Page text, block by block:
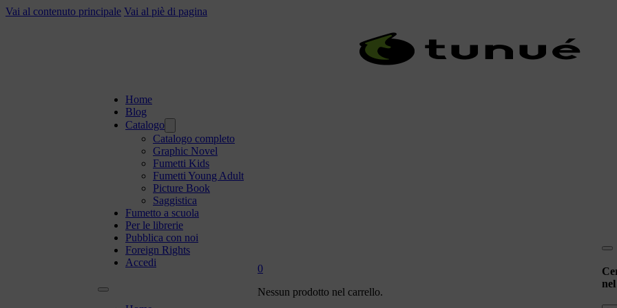
Vai al contenuto principale Vai al piè di pagina
Home
Blog
Catalogo
Catalogo completo
Graphic Novel
Fumetti Kids
Fumetti Young Adult
Picture Book
Saggistica
Fumetto a scuola
Per le librerie
Pubblica con noi
Foreign Rights
Accedi
0
Nessun prodotto nel carrello.